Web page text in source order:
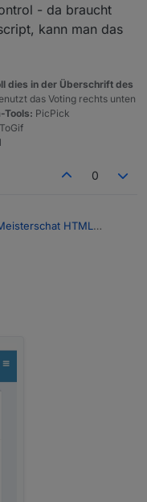
- da braucht
kann man das
dies in der Überschrift des
das Voting rechts unten
Tools: PicPick
0
HTML